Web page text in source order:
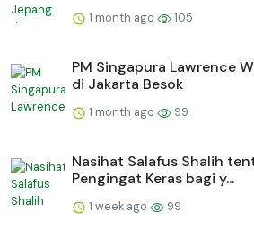
1 month ago 105
PM Singapura Lawrence
di Jakarta Besok
1 month ago 99
Nasihat Salafus Shalih
Pengingat Keras bagi y...
1 week ago 99